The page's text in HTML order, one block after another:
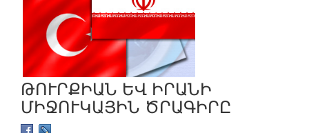
ԹՈՒՐՔԻԱՆ ԵՎ ԻՐԱՆԻ
ՄԻՋՈՒԿԱՅԻՆ ԾՐԱԳԻՐԸ